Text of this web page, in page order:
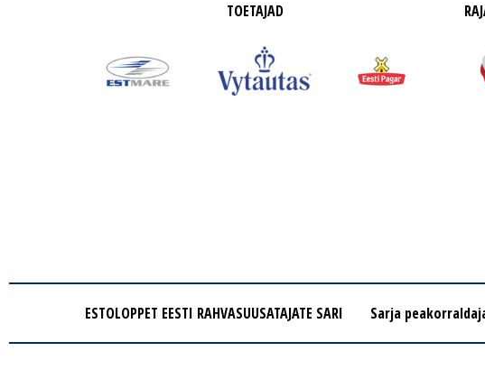
TOETAJAD
ESTOLOPPET EESTI RAHVASUUSATAJATE SARI Sarja